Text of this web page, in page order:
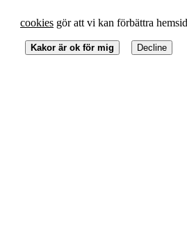
cookies gör att vi kan förbättra
Kakor är ok för mig Decline